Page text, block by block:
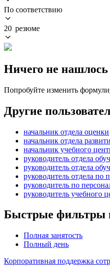
По соответствию
20 резюме
Ничего не нашлось
Попробуйте изменить
Другие
начальник отдела оценки
начальник отдела
начальник учебного
руководитель отдела
руководитель отдела
руководитель отдела по
руководитель по
руководитель учебного
Быстрые фильтры
Полная занятость
Полный день
Корпоративная поддержка